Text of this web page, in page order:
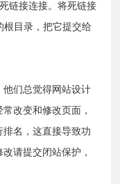
链接连接。将死链接
根目录，把它提交给
他们总觉得网站设计
改变和修改页面，
名，这直接导致功
请提交闭站保护，